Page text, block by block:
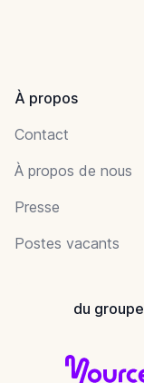
À propos
Contact
À propos de nous
Presse
Postes vacants
du groupe